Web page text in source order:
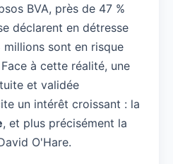
BVA, près de 47 %
déclarent en détresse
sont en risque
à cette réalité, une
et validée
un intérêt croissant : la
, et plus précisément la
O'Hare.